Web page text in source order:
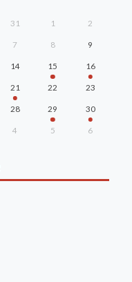
31 1 2
7 8 9
14 15 16
21 22 23
28 29 30
4 5 6